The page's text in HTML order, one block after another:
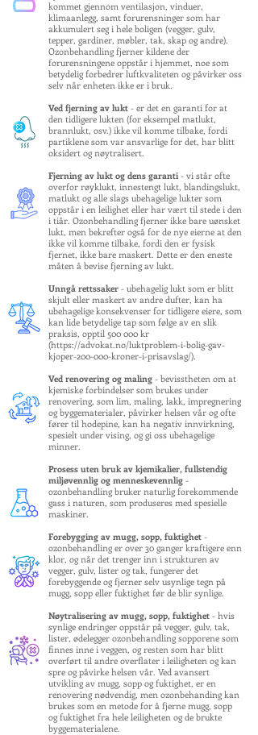
kommet gjennom ventilasjon, vinduer,
klimaanlegg, samt forurensninger som har
akkumulert seg i hele boligen (vegger, gulv,
tepper, gardiner, møbler, tak, skap og andre).
Ozonbehandling fjerner kildene der
forurensningene oppstår i hjemmet, noe som
betydelig forbedrer luftkvaliteten og påvirker oss
selv når enheten ikke er i bruk.
Ved fjerning av lukt - er det en garanti for at
den tidligere lukten (for eksempel matlukt,
brannlukt, osv.) ikke vil komme tilbake, fordi
partiklene som var ansvarlige for det, har blitt
oksidert og nøytralisert.
Fjerning av lukt og dens garanti - vi står ofte
overfor røyklukt, innestengt lukt, blandingslukt,
matlukt og alle slags ubehagelige lukter som
oppstår i en leilighet eller har vært til stede i den
i tiår. Ozonbehandling fjerner ikke bare uønsket
lukt, men bekrefter også for de nye eierne at den
ikke vil komme tilbake, fordi den er fysisk
fjernet, ikke bare maskert. Dette er den eneste
måten å bevise fjerning av lukt.
Unngå rettssaker - ubehagelig lukt som er blitt
skjult eller maskert av andre dufter, kan ha
ubehagelige konsekvenser for tidligere eiere, som
kan lide betydelige tap som følge av en slik
praksis, opptil 500 000 kr
(https://advokat.no/luktproblem-i-bolig-gav-
kjoper-200-000-kroner-i-prisavslag/).
Ved renovering og maling - bevisstheten om at
kjemiske forbindelser som brukes under
renovering, som lim, maling, lakk, impregnering
og byggematerialer, påvirker helsen vår og ofte
fører til hodepine, kan ha negativ innvirkning,
spesielt under vising, og gi oss ubehagelige
minner.
Prosess uten bruk av kjemikalier, fullstendig
miljøvennlig og menneskevennlig -
ozonbehandling bruker naturlig forekommende
gass i naturen, som produseres med spesielle
maskiner.
Forebygging av mugg, sopp, fuktighet -
ozonbehandling er over 30 ganger kraftigere enn
klor, og når det trenger inn i strukturen av
vegger, gulv, lister og tak, fungerer det
forebyggende og fjerner selv usynlige tegn på
mugg, sopp eller fuktighet før de blir synlige.
Nøytralisering av mugg, sopp, fuktighet - hvis
synlige endringer oppstår på vegger, gulv, tak,
lister, ødelegger ozonbehandling sopporene som
finnes inne i veggen, og resten som har blitt
overført til andre overflater i leiligheten og kan
spre og påvirke helsen vår. Ved avansert
utvikling av mugg, sopp og fuktighet, er en
renovering nødvendig, men ozonbehanding kan
brukes som en metode for å fjerne mugg, sopp
og fuktighet fra hele leiligheten og de brukte
byggematerialene.